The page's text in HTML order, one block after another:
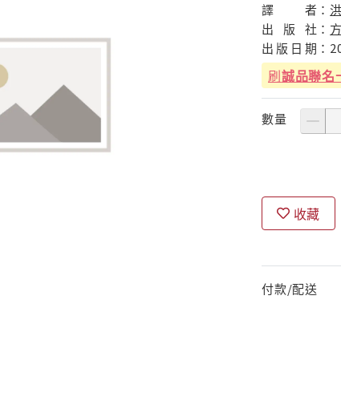
譯
者：
出
版 社：
出 版 日 期：
刷誠品聯名
數量
收藏
付款/配送